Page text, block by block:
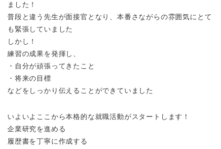
ました！
普段と違う先生が面接官となり、本番さながらの雰囲気にとて
も緊張していました
しかし！
練習の成果を発揮し、
・自分が頑張ってきたこと
・将来の目標
などをしっかり伝えることができていました
いよいよここから本格的な就職活動がスタートします！
企業研究を進める
履歴書を丁寧に作成する